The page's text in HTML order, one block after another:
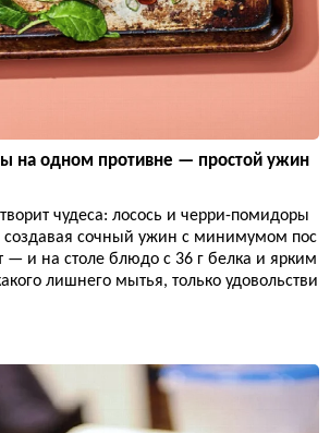
на одном противне — простой ужин
чудеса: лосось и черри-помидоры
создавая сочный ужин с минимумом пос
— и на столе блюдо с 36 г белка и ярким
лишнего мытья, только удовольстви